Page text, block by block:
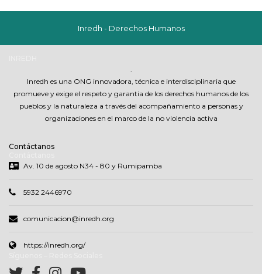
Inredh - Derechos Humanos
.
Inredh es una ONG innovadora, técnica e interdisciplinaria que
promueve y exige el respeto y garantia de los derechos humanos de los
pueblos y la naturaleza a través del acompañamiento a personas y
organizaciones en el marco de la no violencia activa
Contáctanos
Av. 10 de agosto N34 - 80 y Rumipamba
5932 2446970
comunicacion@inredh.org
https://inredh.org/